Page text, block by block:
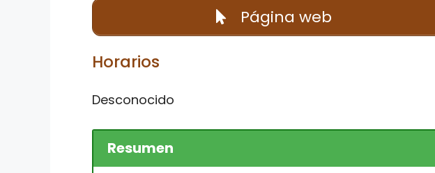
Página web
Horarios
Desconocido
Resumen